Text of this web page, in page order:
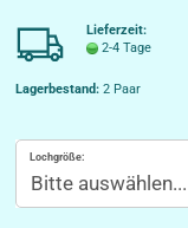
Lieferzeit:
2-4 Tage
Lagerbestand: 2 Paar
Lochgröße: